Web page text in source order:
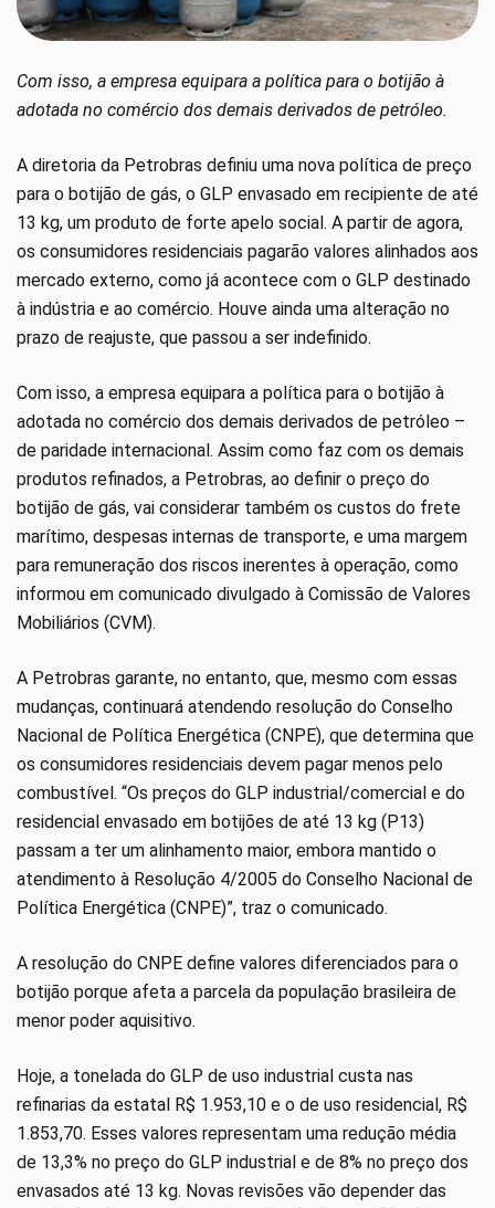
Com isso, a empresa equipara a política para o botijão à
adotada no comércio dos demais derivados de petróleo.
A diretoria da Petrobras definiu uma nova política de preço
para o botijão de gás, o GLP envasado em recipiente de até
13 kg, um produto de forte apelo social. A partir de agora,
os consumidores residenciais pagarão valores alinhados aos
mercado externo, como já acontece com o GLP destinado
à indústria e ao comércio. Houve ainda uma alteração no
prazo de reajuste, que passou a ser indefinido.
Com isso, a empresa equipara a política para o botijão à
adotada no comércio dos demais derivados de petróleo –
de paridade internacional. Assim como faz com os demais
produtos refinados, a Petrobras, ao definir o preço do
botijão de gás, vai considerar também os custos do frete
marítimo, despesas internas de transporte, e uma margem
para remuneração dos riscos inerentes à operação, como
informou em comunicado divulgado à Comissão de Valores
Mobiliários (CVM).
A Petrobras garante, no entanto, que, mesmo com essas
mudanças, continuará atendendo resolução do Conselho
Nacional de Política Energética (CNPE), que determina que
os consumidores residenciais devem pagar menos pelo
combustível. “Os preços do GLP industrial/comercial e do
residencial envasado em botijões de até 13 kg (P13)
passam a ter um alinhamento maior, embora mantido o
atendimento à Resolução 4/2005 do Conselho Nacional de
Política Energética (CNPE)”, traz o comunicado.
A resolução do CNPE define valores diferenciados para o
botijão porque afeta a parcela da população brasileira de
menor poder aquisitivo.
Hoje, a tonelada do GLP de uso industrial custa nas
refinarias da estatal R$ 1.953,10 e o de uso residencial, R$
1.853,70. Esses valores representam uma redução média
de 13,3% no preço do GLP industrial e de 8% no preço dos
envasados até 13 kg. Novas revisões vão depender das